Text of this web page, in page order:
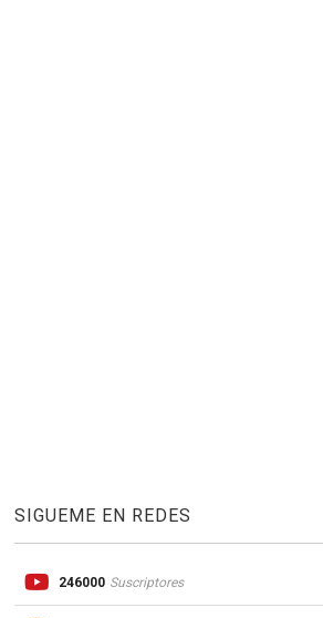
SIGUEME EN REDES
246000 Suscriptores